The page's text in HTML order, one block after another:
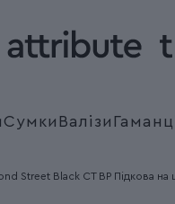
Сумки Валізи
Street Black CT BP Підкова на